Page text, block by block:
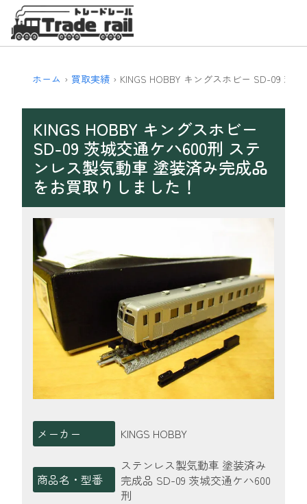
ホーム 買取実績 KINGS HOBBY キングスホビー SD-09 茨
KINGS HOBBY キングスホビー
SD-09 茨城交通ケハ600刑 ステ
ンレス製気動車 塗装済み完成品
をお買取りしました！
メーカー KINGS HOBBY
商品名・型番
ステンレス製気動車 塗装済み
完成品 SD-09 茨城交通ケハ600
刑